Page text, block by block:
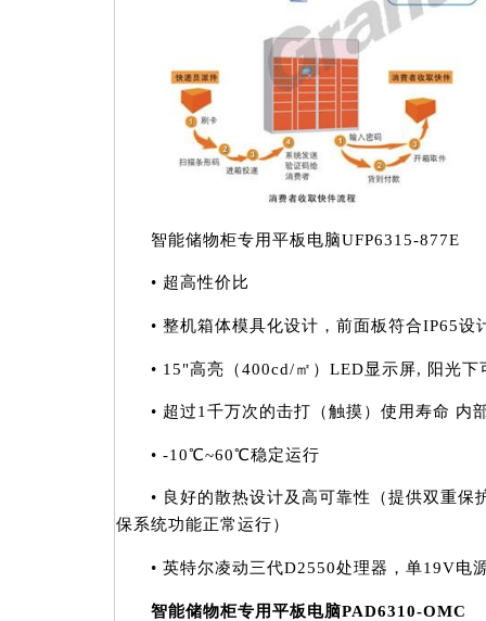
智能储物柜专用平板电脑UFP6315-877E
• 超高性价比
• 整机箱体模具化设计，前面板符合IP65设
• 15"高亮（400cd/㎡）LED显示屏, 阳光下
• 超过1千万次的击打（触摸）使用寿命 内
• -10℃~60℃稳定运行
• 良好的散热设计及高可靠性（提供双重保
保系统功能正常运行）
• 英特尔凌动三代D2550处理器，单19V电
智能储物柜专用平板电脑PAD6310-OMC